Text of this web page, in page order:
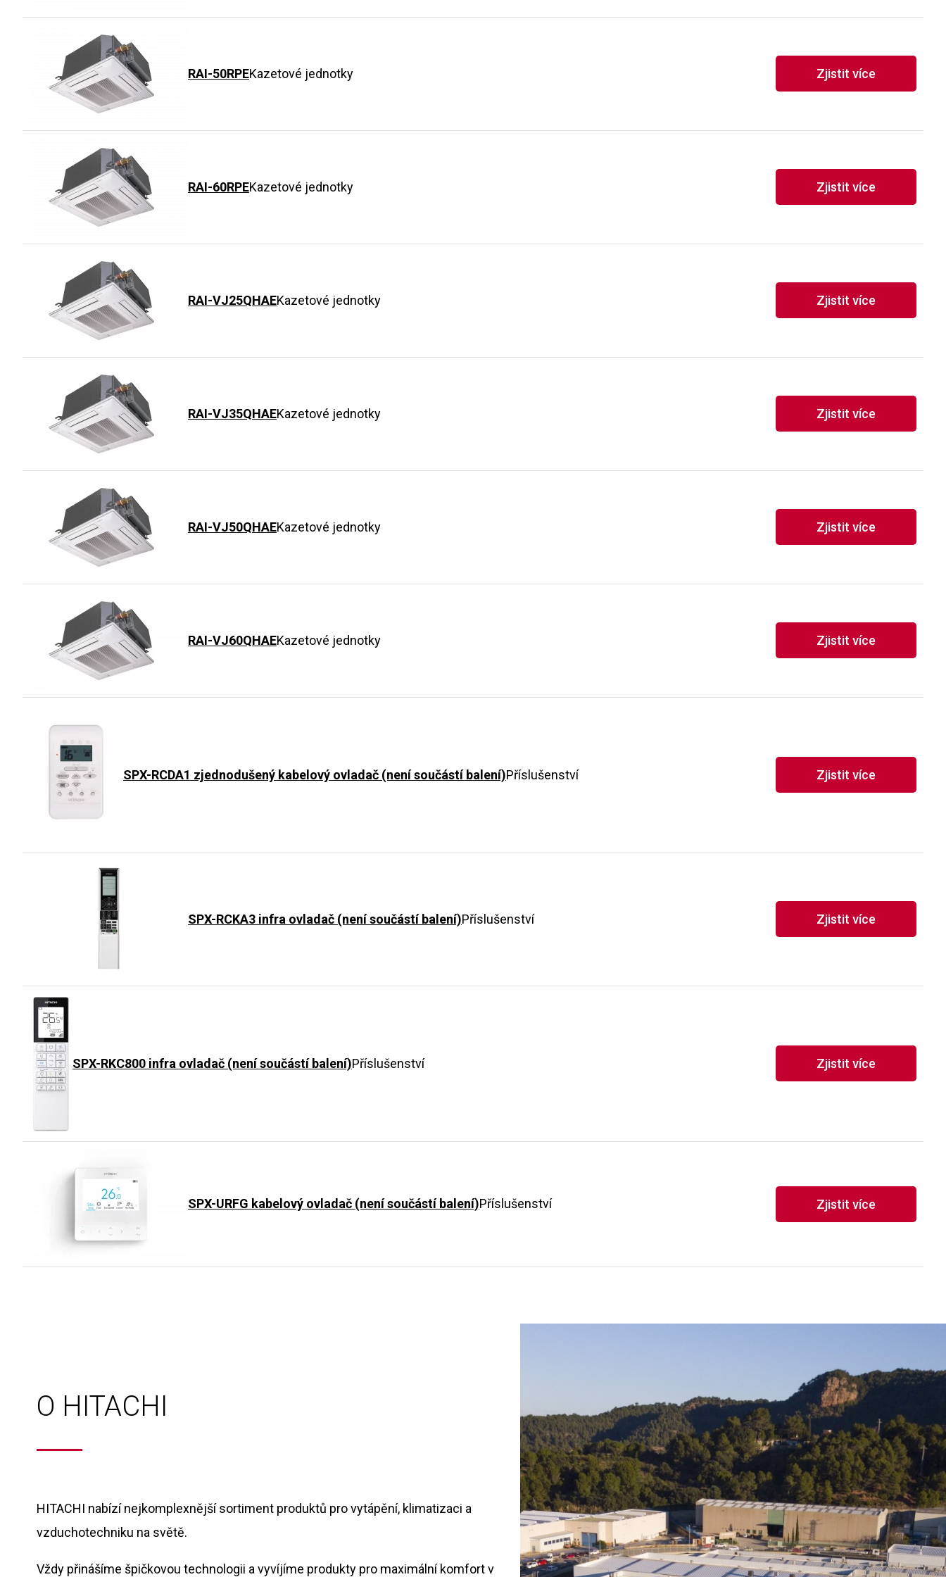
RAI-50RPEKazetové jednotky Zjistit více
RAI-60RPEKazetové jednotky Zjistit více
RAI-VJ25QHAEKazetové jednotky Zjistit více
RAI-VJ35QHAEKazetové jednotky Zjistit více
RAI-VJ50QHAEKazetové jednotky Zjistit více
RAI-VJ60QHAEKazetové jednotky Zjistit více
SPX-RCDA1 zjednodušený kabelový ovladač (není součástí balení)Příslušenství Zjistit více
SPX-RCKA3 infra ovladač (není součástí balení)Příslušenství Zjistit více
SPX-RKC800 infra ovladač (není součástí balení)Příslušenství Zjistit více
SPX-URFG kabelový ovladač (není součástí balení)Příslušenství Zjistit více
O HITACHI
HITACHI nabízí nejkomplexnější sortiment produktů pro vytápění, klimatizaci a
vzduchotechniku na světě.
Vždy přinášíme špičkovou technologii a vyvíjíme produkty pro maximální komfort v